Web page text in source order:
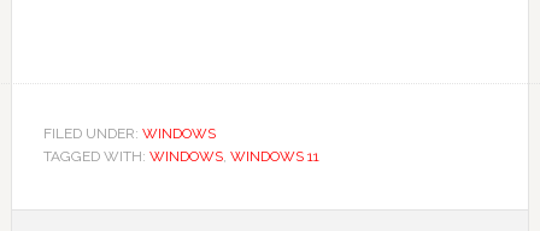
FILED UNDER: WINDOWS
TAGGED WITH: WINDOWS, WINDOWS 11